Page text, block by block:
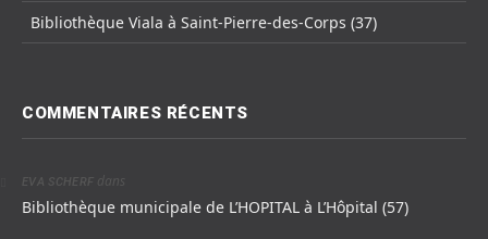
Bibliothèque Viala à Saint-Pierre-des-Corps (37)
COMMENTAIRES RÉCENTS
EVA SCHERF dans
Bibliothèque municipale de L’HOPITAL à L’Hôpital (57)